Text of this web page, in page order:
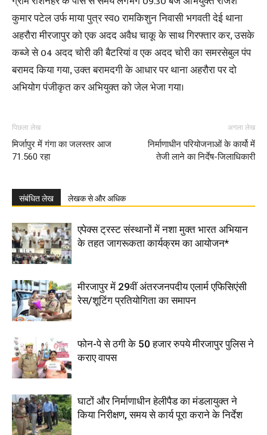
कुमार पटेल उर्फ माया पुत्र स्व0 रामकिशुन निवासी भगवती देई थाना
अहरौरा मीरजापुर को एक अदद अवैध चाकू के साथ गिरफ्तार कर, उसके
कब्जे से 04 अदद चोरी की बैटरियां व एक अदद चोरी का समरसेबुल पंप
बरामद किया गया, उक्त बरामदगी के आधार पर थाना अहरौरा पर दो
अभियोग पंजीकृत कर अभियुक्त को जेल भेजा गया।
पिछला लेख
मिर्जापुर में गंगा का जलस्तर आज
71.560 रहा
अगला लेख
निर्माणाधीन परियोजनाओं के कार्यो में
तेजी लाने का निर्देष-जिलाधिकारी
संबंधित लेख लेखक से और अधिक
एपेक्स ट्रस्ट संस्थानों में नशा मुक्त भारत अभियान
के तहत जागरूकता कार्यक्रम का आयोजन*
मीरजापुर में 29वीं अंतरजनपदीय एलार्म एफिसिएंसी
रेस/शूटिंग प्रतियोगिता का समापन
फोन-पे से ठगी के 50 हजार रुपये मीरजापुर पुलिस ने
कराए वापस
घाटों और निर्माणाधीन हेलीपैड का मंडलायुक्त ने
किया निरीक्षण, समय से कार्य पूरा कराने के निर्देश